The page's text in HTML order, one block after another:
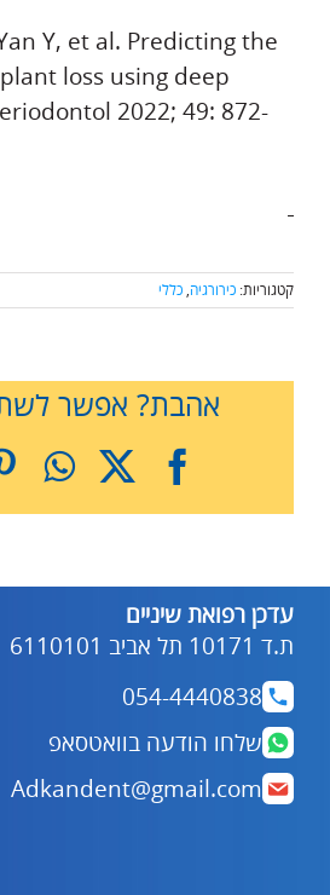
Y, et al. Predicting the
loss using deep
2022; 49: 872-
קטגוריות: כירורגיה,כללי
אהבת? אפשר
Facebook
X
עדכן רפואת שיניים
ת.ד 10171 תל אביב 6110101
054-4440838
שלחו הודעה בוואטסאפ
Adkandent@gmail.com